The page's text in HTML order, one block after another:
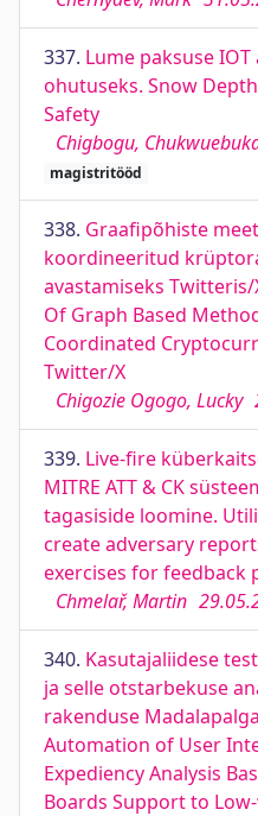
337. Lume paksuse
ohutuseks. Snow
Safety
Chigbogu,
magistritööd
338. Graafipõhiste
koordineeritud
avastamiseks Twitteris/
Of Graph Based
Coordinated
Twitter/X
Chigozie Ogogo, Lucky
339. Live-fire
MITRE ATT & CK
tagasiside loomine.
create adversary
exercises for feedback
Chmelař, Martin
340. Kasutajaliidese
ja selle otstarbekuse
rakenduse
Automation of User
Expediency Analysis
Boards Support to